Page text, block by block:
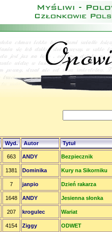
Wyd. Autor Tytuł
663 ANDY Bezpiecznik
1381 Dominika Kury na Sikorniku
7 janpio Dzień rakarza
1648 ANDY Jesienna słonka
207 krogulec Wariat
4154 Ziggy ODWET